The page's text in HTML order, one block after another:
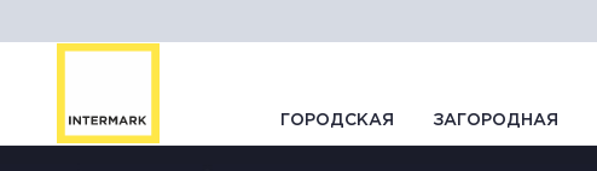
ГОРОДСКАЯ ЗАГОРОДНАЯ